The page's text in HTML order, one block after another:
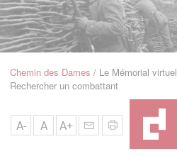
Navigation
Fil
Chemin des Dames Le Mémorial virtuel
Rechercher un combattant
A- A A+